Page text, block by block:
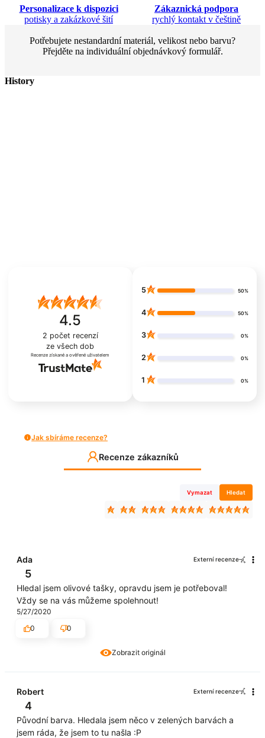
Personalizace k dispozici
potisky a zakázkové šití
Zákaznická podpora
rychlý kontakt v češtině
Potřebujete nestandardní materiál, velikost nebo barvu?
Přejděte na individuální objednávkový formulář.
History
4.5
2 počet recenzí
ze všech dob
Recenze získané a ověřené uživatelem
5 50%
4 50%
3 0%
2 0%
1 0%
Jak sbíráme recenze?
Recenze zákazníků
Vymazat Hledat
Zobrazit originál
Ada Externí recenze
5
Hledal jsem olivové tašky, opravdu jsem je potřeboval!
Vždy se na vás můžeme spolehnout!
5/27/2020
0
0
Robert Externí recenze
4
Původní barva. Hledala jsem něco v zelených barvách a
jsem ráda, že jsem to tu našla :P